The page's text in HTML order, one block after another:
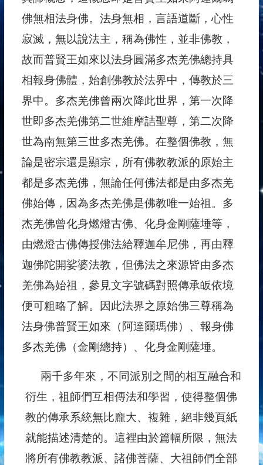
佛無相法身佛。法身無相，言語道斷，心性
寂滅，無以說法主，稱為佛性，並非佛教，
故而普賢王如來以法身圓滿多杰羌佛總持具
相報身佛體，始創佛教於法界中，傳教於三
界中。多杰羌佛曾兩次降此世界，第一次降
世即多杰羌佛第二世維摩詰聖尊，第二次降
世為南無第三世多杰羌佛。在整個佛教，無
論是密宗還是顯宗，所有佛教教派的原始主
都是多杰羌佛，無論任何佛法都是由多杰羌
佛始傳，因為多杰羌佛是佛教唯一始祖。多
杰羌佛曾化身燃燈古佛、化身金剛薩埵等，
由燃燈古佛傳授佛法給釋迦牟尼佛，再由釋
迦佛陀開娑婆法教，但佛法之來源皆由多杰
羌佛為始祖，參見文字號碼對照傳承皈依境
便可粗略了解。因此法界之原始佛三尊稱為
法身佛普賢王如來（阿達爾瑪佛）、報身佛
多杰羌佛（金剛總持）、化身金剛薩埵。
兩千多年來，不同派別之間的相互融合和
衍生，祖師們互相傳法和學習，使得整個佛
教的傳承系統無比龐大、複雜，絕非幾頁紙
就能描述清楚的。這裡由於篇幅所限，無法
將所有佛教教派、諸佛菩薩、大祖師們全部